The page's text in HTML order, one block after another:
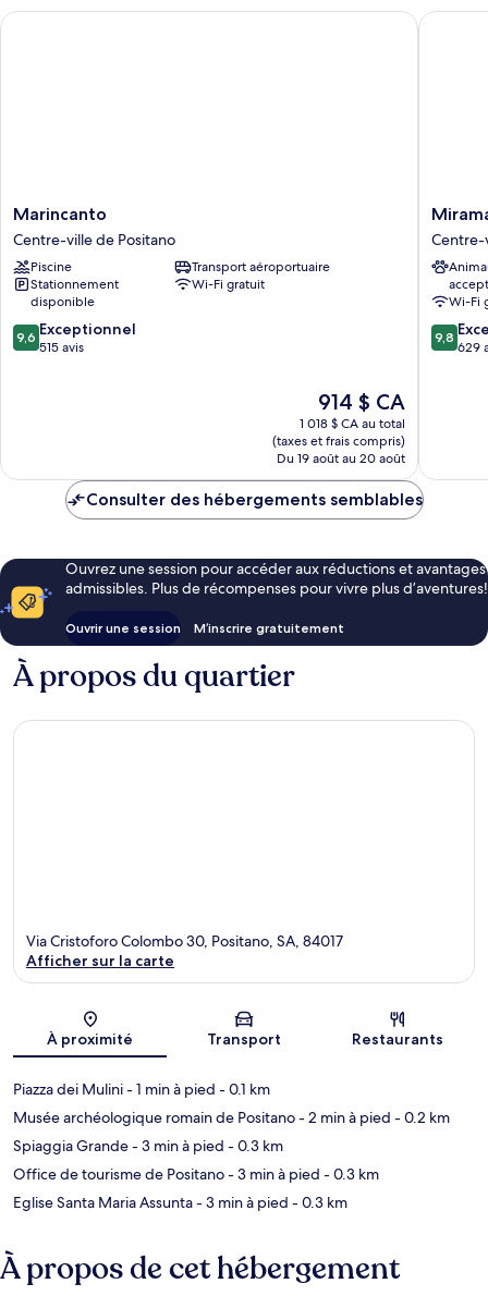
Marincanto
Centre-
ville
de
Positano
Marincanto
Centre-ville de Positano
Piscine
Transport aéroportuaire
Stationnement
disponible
Wi-Fi gratuit
9.6
sur
9,6 Exceptionnel
515 avis
Le
prix
est
de
914 $ CA
914 $ CA
1 018 $ CA au total
(taxes et frais compris)
Du 19 août au 20 août
Marincanto
Centre-
ville
de
Positano
Centre-
Wi-Fi
9.8
sur
9,8
629
Consulter des hébergements semblables
Ouvrez une session pour accéder aux réductions et avantages
admissibles. Plus de récompenses pour vivre plus d’aventures!
Ouvrir une session M’inscrire gratuitement
À propos du quartier
Carte
Via Cristoforo Colombo 30, Positano, SA, 84017
Afficher sur la carte
À proximité Transport Restaurants
Piazza dei Mulini- 1 min à pied - 0.1 km
Musée archéologique romain de Positano- 2 min à pied - 0.2 km
Spiaggia Grande- 3 min à pied - 0.3 km
Office de tourisme de Positano- 3 min à pied - 0.3 km
Eglise Santa Maria Assunta- 3 min à pied - 0.3 km
À propos de cet hébergement